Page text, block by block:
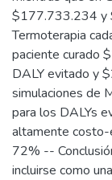
$177.733.234 y
Termoterapia
paciente curado
DALY evitado y
simulaciones de
para los DALYs
altamente costo-
72% --
incluirse como